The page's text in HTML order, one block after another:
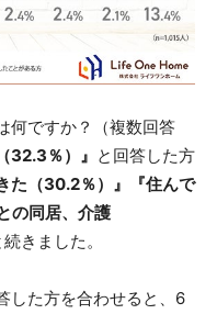
何ですか？（複数回答
32.3％）』 と回答した方
た（30.2％）』『住んで
の同居、介護
続きました。
した方を合わせると、6